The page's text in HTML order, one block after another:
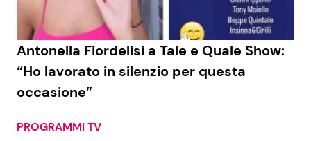
Antonella Fiordelisi a Tale e Quale Show:
“Ho lavorato in silenzio per questa
occasione”
PROGRAMMI TV